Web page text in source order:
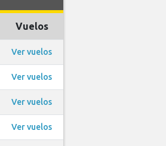
Vuelos
Ver vuelos
Ver vuelos
Ver vuelos
Ver vuelos